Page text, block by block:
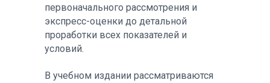
первоначального рассмотрения и
экспресс-оценки до детальной
проработки всех показателей и
условий.
В учебном издании рассматриваются